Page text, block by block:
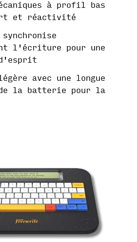
à profil bas
et réactivité
l'écriture pour une
avec une longue
la batterie pour la